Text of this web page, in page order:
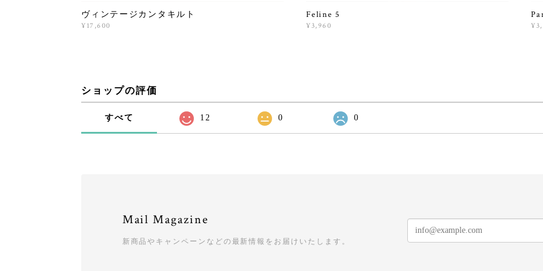
ヴィンテージカンタキルト
¥17,600
Feline 5
¥3,960
ショップの評価
すべて 12 0 0
Mail Magazine
新商品やキャンペーンなどの最新情報をお届けいたします。